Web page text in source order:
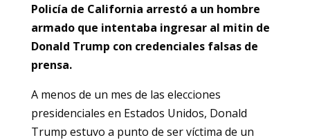
Policía de California arrestó a un hombre
armado que intentaba ingresar al mitin de
Donald Trump con credenciales falsas de
prensa.
A menos de un mes de las elecciones
presidenciales en Estados Unidos, Donald
Trump estuvo a punto de ser víctima de un